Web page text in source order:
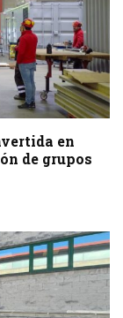
en
de grupos